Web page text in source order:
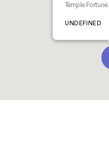
Temple Fortune.
UNDEFINED